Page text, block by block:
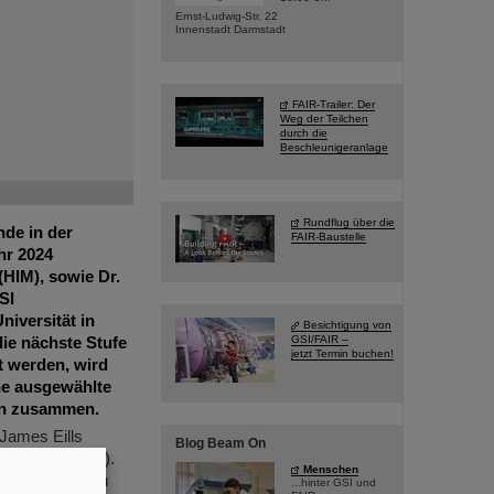
in der
2024
sowie Dr.
in
nächste Stufe
werden, wird
ausgewählte
zusammen.
Eills
NMR).
zu
Ernst-Ludwig-Str. 22
Innenstadt Darmstadt
FAIR-Trailer: Der
Weg der Teilchen
durch die
Beschleunigeranlage
Rundflug über die
FAIR-Baustelle
Besichtigung von
GSI/FAIR –
jetzt Termin buchen!
Blog Beam On
Menschen
...hinter GSI und